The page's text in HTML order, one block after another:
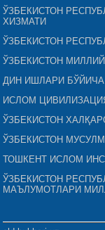
ЎЗБЕКИСТОН
ХИЗМАТИ
ЎЗБЕКИСТОН
ЎЗБЕКИСТОН
ДИН ИШЛАРИ
ИСЛОМ
ЎЗБЕКИСТОН
ЎЗБЕКИСТОН
ТОШКЕНТ ИСЛОМ
ЎЗБЕКИСТОН
МАЪЛУМОТЛАРИ